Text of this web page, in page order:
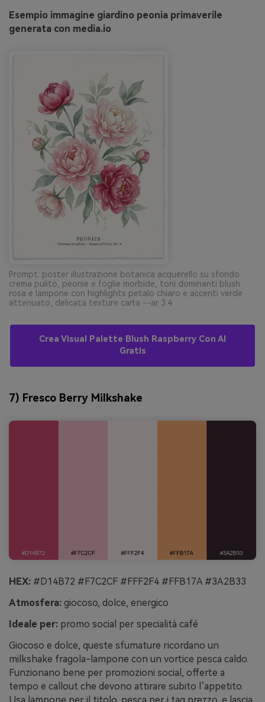
Esempio immagine giardino peonia primaverile
generata con media.io
Prompt: poster illustrazione botanica acquerello su sfondo
crema pulito, peonie e foglie morbide, toni dominanti blush
rosa e lampone con highlights petalo chiaro e accenti verde
attenuato, delicata texture carta --ar 3:4
Crea Visual Palette Blush Raspberry Con AI
Gratis
7) Fresco Berry Milkshake
HEX: #D14B72 #F7C2CF #FFF2F4 #FFB17A #3A2B33
Atmosfera: giocoso, dolce, energico
Ideale per: promo social per specialità café
Giocoso e dolce, queste sfumature ricordano un
milkshake fragola-lampone con un vortice pesca caldo.
Funzionano bene per promozioni social, offerte a
tempo e callout che devono attirare subito l’appetito.